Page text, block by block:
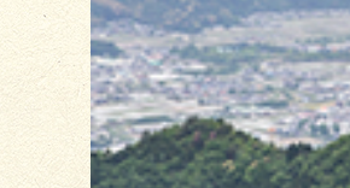
枚
目
の